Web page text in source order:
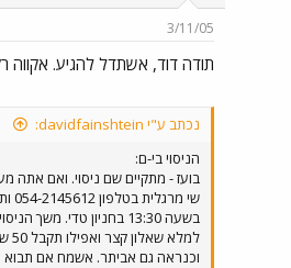
3/11/05
תודה דוד, אשתדל להגיע. אקווה
נכתב ע"י davidfainshtein:
הניסוי בי-ם:
בועז - מתקיים שם ניסוי. ואם אתה
שי
בשעה 13:30 בחניון טדי.
למלא שאלון קצר ואפילו תקבל 50 ש"ח!
וכנראה גם אביתר. אשמח אם תבוא